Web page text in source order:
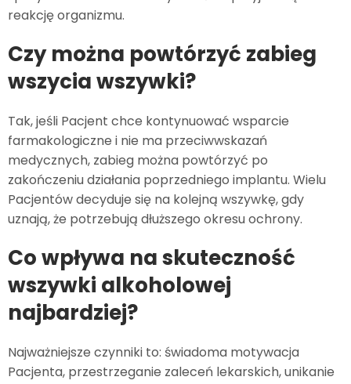
reakcję organizmu.
Czy można powtórzyć zabieg
wszycia wszywki?
Tak, jeśli Pacjent chce kontynuować wsparcie
farmakologiczne i nie ma przeciwwskazań
medycznych, zabieg można powtórzyć po
zakończeniu działania poprzedniego implantu. Wielu
Pacjentów decyduje się na kolejną wszywkę, gdy
uznają, że potrzebują dłuższego okresu ochrony.
Co wpływa na skuteczność
wszywki alkoholowej
najbardziej?
Najważniejsze czynniki to: świadoma motywacja
Pacjenta, przestrzeganie zaleceń lekarskich, unikanie